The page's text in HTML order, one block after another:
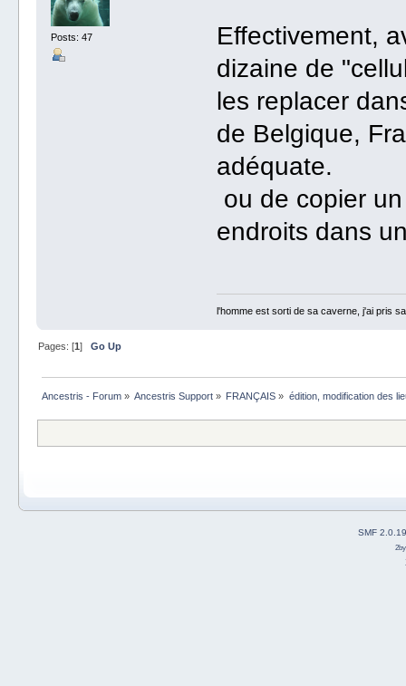
Posts: 47
Effectivement,
dizaine de
les replacer
de Belgique,
adéquate.
ou de copier
endroits dans
l'homme est sorti de sa caverne, j'ai pris
Pages: [1] Go Up
Ancestris - Forum» Ancestris Support » FRANÇAIS » édition, modification des
SMF 2.0.19